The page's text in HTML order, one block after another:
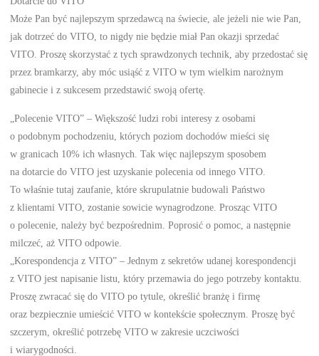
Może Pan być najlepszym sprzedawcą na świecie, ale jeżeli nie wie Pan,
jak dotrzeć do VITO, to nigdy nie będzie miał Pan okazji sprzedać
VITO. Proszę skorzystać z tych sprawdzonych technik, aby przedostać się
przez bramkarzy, aby móc usiąść z VITO w tym wielkim narożnym
gabinecie i z sukcesem przedstawić swoją ofertę.
„Polecenie VITO” – Większość ludzi robi interesy z osobami
o podobnym pochodzeniu, których poziom dochodów mieści się
w granicach 10% ich własnych. Tak więc najlepszym sposobem
na dotarcie do VITO jest uzyskanie polecenia od innego VITO.
To właśnie tutaj zaufanie, które skrupulatnie budowali Państwo
z klientami VITO, zostanie sowicie wynagrodzone. Prosząc VITO
o polecenie, należy być bezpośrednim. Poprosić o pomoc, a następnie
milczeć, aż VITO odpowie.
„Korespondencja z VITO” – Jednym z sekretów udanej korespondencji
z VITO jest napisanie listu, który przemawia do jego potrzeby kontaktu.
Proszę zwracać się do VITO po tytule, określić branżę i firmę
oraz bezpiecznie umieścić VITO w kontekście społecznym. Proszę być
szczerym, określić potrzebę VITO w zakresie uczciwości
i wiarygodności.